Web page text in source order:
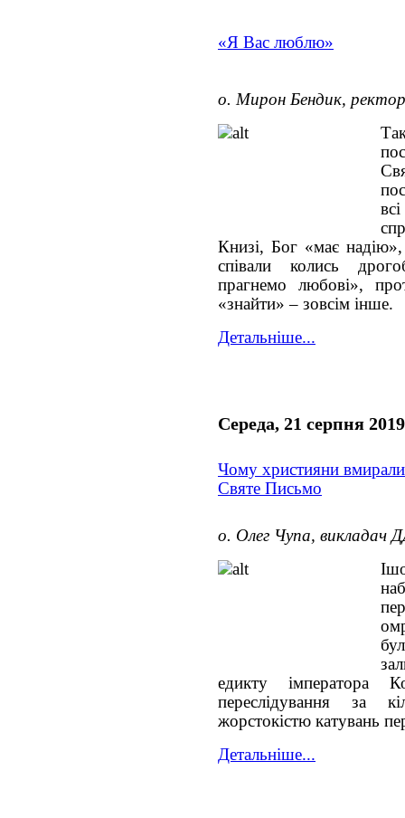
«Я Вас люблю»
о. Мирон Бендик,
Книзі, Бог «має
співали колись
прагнемо любові»,
«знайти» – зовсім інше.
Детальніше...
Середа, 21 серпня 2019
Чому християни
Святе Письмо
о. Олег Чупа, викладач
едикту імператора
переслідування за
жорстокістю катувань
Детальніше...